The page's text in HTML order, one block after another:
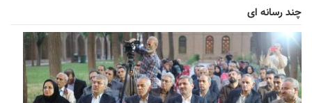
چند رسانه ای